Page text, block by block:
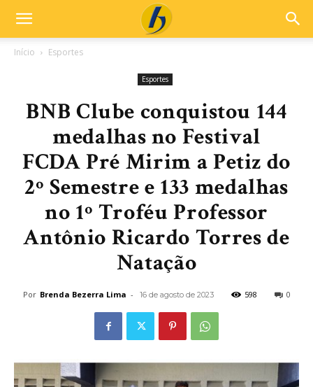
Início Esportes
Esportes
BNB Clube conquistou 144
medalhas no Festival
FCDA Pré Mirim a Petiz do
2º Semestre e 133 medalhas
no 1º Troféu Professor
Antônio Ricardo Torres de
Natação
Por Brenda Bezerra Lima - 16 de agosto de 2023 598 0